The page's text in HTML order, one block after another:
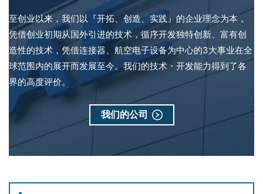
至创业以来，我们以『开拓、创造、实践』的企业理念为本，
凭借创业初期从国外引进的技术，循序开发独特创新、富有创
造性的技术，凭借连接器、航空电子设备为中心的3大事业在全
球范围内的展开而发展至今。我们的技术・开发能力得到了各
界的高度评价。
我们的公司